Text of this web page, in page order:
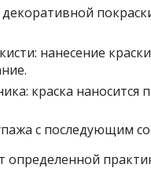
нанесение
краска
с последующим
определенной